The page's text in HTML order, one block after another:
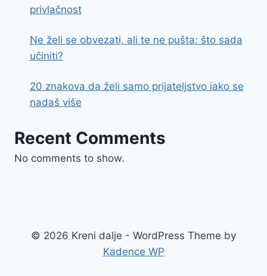
privlačnost
Ne želi se obvezati, ali te ne pušta: što sada
učiniti?
20 znakova da želi samo prijateljstvo iako se
nadaš više
Recent Comments
No comments to show.
© 2026 Kreni dalje - WordPress Theme by
Kadence WP